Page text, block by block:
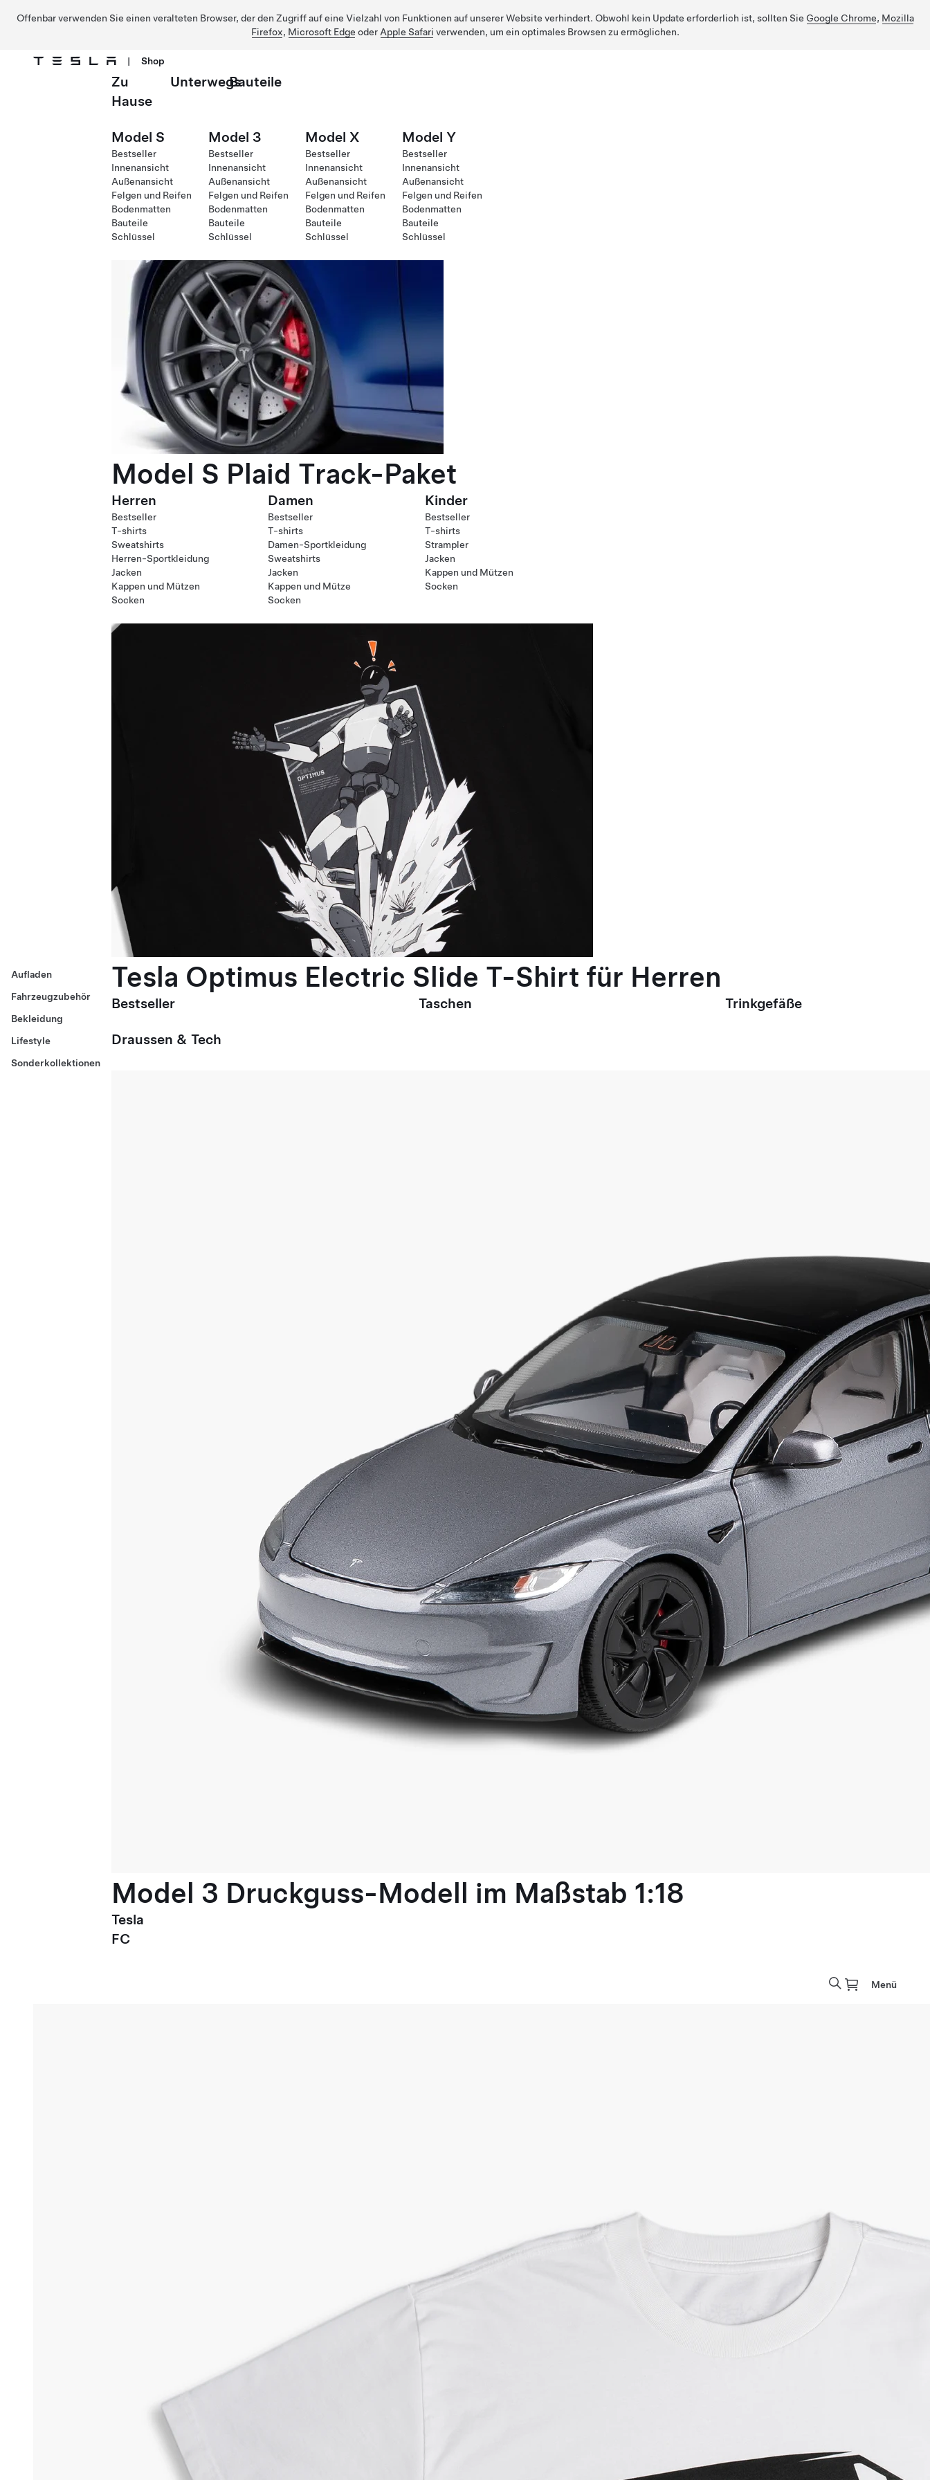
Offenbar verwenden Sie einen veralteten Browser, der den Zugriff auf eine Vielzahl von Funktionen auf unserer Website verhindert. Obwohl kein Update erforderlich ist, sollten Sie Google Chrome, Mozilla
Firefox, Microsoft Edge oder Apple Safari verwenden, um ein optimales Browsen zu ermöglichen.
| Shop
Aufladen
Fahrzeugzubehör
Bekleidung
Lifestyle
Sonderkollektionen
Zu
Hause
UnterwegsBauteile
Model S
Bestseller
Innenansicht
Außenansicht
Felgen und Reifen
Bodenmatten
Bauteile
Schlüssel
Model 3
Bestseller
Innenansicht
Außenansicht
Felgen und Reifen
Bodenmatten
Bauteile
Schlüssel
Model X
Bestseller
Innenansicht
Außenansicht
Felgen und Reifen
Bodenmatten
Bauteile
Schlüssel
Model Y
Bestseller
Innenansicht
Außenansicht
Felgen und Reifen
Bodenmatten
Bauteile
Schlüssel
Model S Plaid Track-Paket
Herren
Bestseller
T-shirts
Sweatshirts
Herren-Sportkleidung
Jacken
Kappen und Mützen
Socken
Damen
Bestseller
T-shirts
Damen-Sportkleidung
Sweatshirts
Jacken
Kappen und Mütze
Socken
Kinder
Bestseller
T-shirts
Strampler
Jacken
Kappen und Mützen
Socken
Tesla Optimus Electric Slide T-Shirt für Herren
Bestseller Taschen Trinkgefäße
Draussen & Tech
Model 3 Druckguss-Modell im Maßstab 1:18
Tesla
FC
Menü